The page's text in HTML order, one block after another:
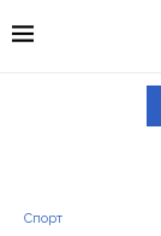
Спорт